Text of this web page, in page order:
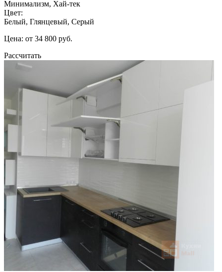
Минимализм, Хай-тек
Цвет:
Белый, Глянцевый, Серый
Цена: от 34 800 руб.
Рассчитать